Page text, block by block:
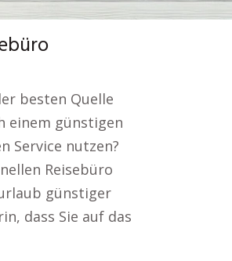
besten Quelle
einem günstigen
Service nutzen?
Reisebüro
günstiger
dass Sie auf das